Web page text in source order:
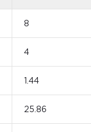
8
4
1.44
25.86